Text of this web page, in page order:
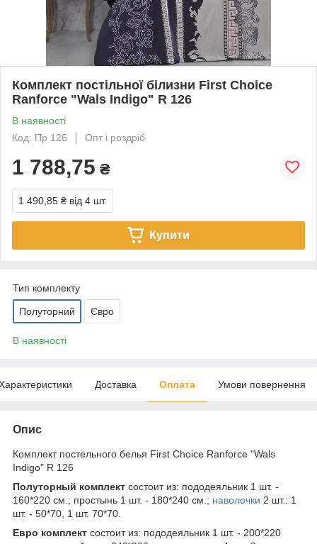
Комплект постільної білизни First Choice
Ranforce "Wals Indigo" R 126
В наявності
Код: Пр 126
Опт і роздріб
1 788,75 ₴
1 490,85 ₴ від 4 шт.
Купити
Тип комплекту
Полуторний Євро
В наявності
Доставка Оплата Умови повернення
Опис
Комплект постельного белья First Choice Ranforce "Wals
Indigo" R 126
Полуторный комплект состоит из: пододеяльник 1 шт. -
160*220 см.; простынь 1 шт. - 180*240 см.; наволочки 2 шт.: 1
шт. - 50*70, 1 шт. 70*70.
Евро комплект состоит из: пододеяльник 1 шт. - 200*220